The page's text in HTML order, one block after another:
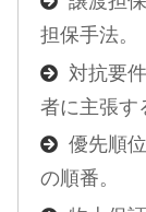
担保手法。
対抗要
者に主張す
優先順
の順番。